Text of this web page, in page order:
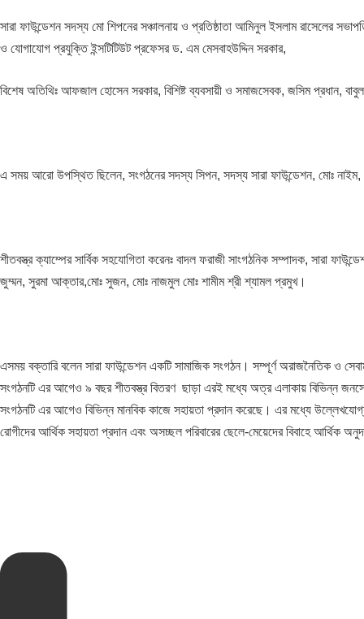
সারা ফাউন্ডেশন সদস্য মো শিপনের সঞ্চালনায় ও প্রতিষ্ঠাতা আমিনুল ইসলাম রাসেলের
ও যোগাযোগ প্রযুক্তি ইন্সটিটিউট প্রফেসর ড. এম মেসবাহউদ্দিন সরকার,
বিশেষ অতিথিঃ আফজাল হোসেন সরকার, বিশিষ্ট ব্যবসায়ী ও সমাজসেবক, জসিম প্রধান,
এ সময় আরো উপস্থিত ছিলেন, সংগঠনের সদস্য সিপন, সদস্য সারা ফাউন্ডেশন, মোঃ নাইম,
শীতবস্ত্র ক্যাম্পের সার্বিক সহযোগিতা করেনঃ বাদল ফরাজী সাংগঠনিক সম্পাদক, সারা
জুম্মন, সুরমা আক্তার,মোঃ সুজন, মোঃ নাজমুল মোঃ শামীম শ্রী শ্যামল প্রমুখ।
এসময় বক্তারি বলেন সারা ফাউন্ডেশন একটি সামাজিক সংগঠন। সম্পূর্ণ অরাজনৈতিক ও
সংগঠনটি এর আগেও ৯ বছর শীতবস্ত্র বিতরণ ছাড়া এরই মধ্যে অত্র এলাকায় বিভিন্ন
সংগঠনটি এর আগেও বিভিন্ন মানবিক কাজে সহায়তা প্রদান করেছে। এর মধ্যে
রোগীদের আর্থিক সহায়তা প্রদান এবং অসচ্ছল পরিবারের ছেলে-মেয়েদের বিবাহে আর্থিক